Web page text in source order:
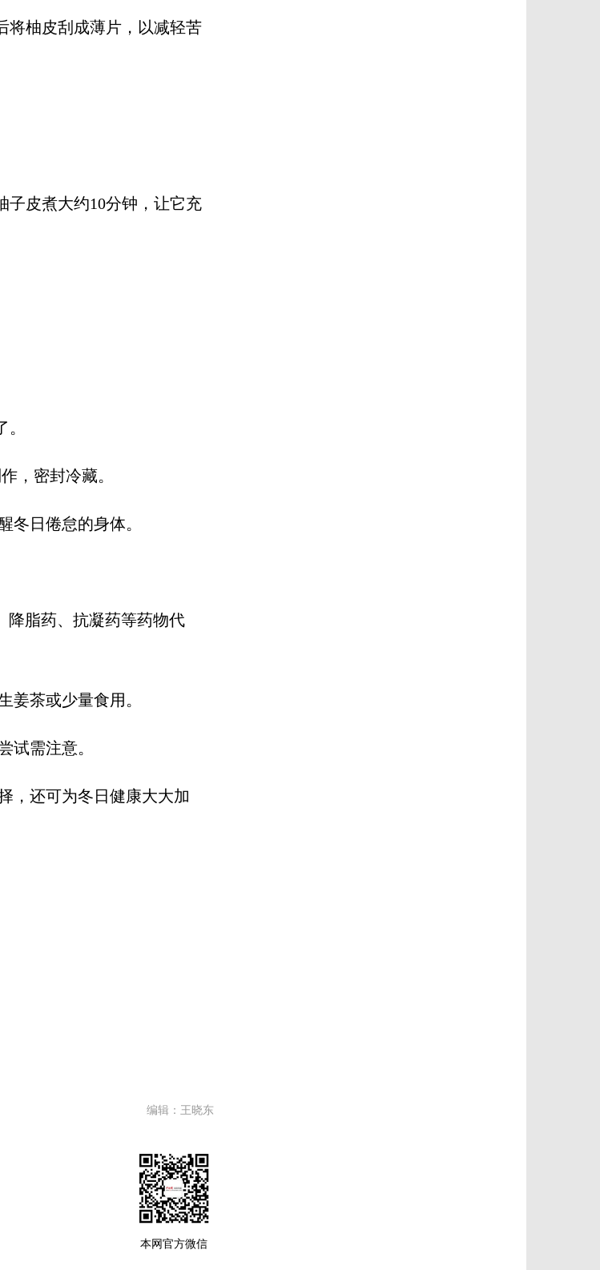
柚皮刮成薄片，以减轻苦
皮煮大约10分钟，让它充
，密封冷藏。
日倦怠的身体。
脂药、抗凝药等药物代
茶或少量食用。
需注意。
还可为冬日健康大大加
编辑：王晓东
本网官方微信